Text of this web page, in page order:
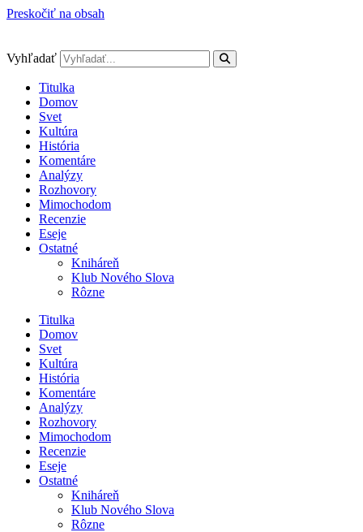
Preskočiť na obsah
Vyhľadať
Titulka
Domov
Svet
Kultúra
História
Komentáre
Analýzy
Rozhovory
Mimochodom
Recenzie
Eseje
Ostatné
Kniháreň
Klub Nového Slova
Rôzne
Titulka
Domov
Svet
Kultúra
História
Komentáre
Analýzy
Rozhovory
Mimochodom
Recenzie
Eseje
Ostatné
Kniháreň
Klub Nového Slova
Rôzne